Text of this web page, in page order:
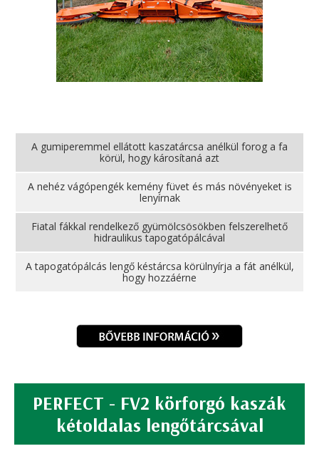
A gumiperemmel ellátott kaszatárcsa anélkül forog a fa
körül, hogy károsítaná azt
A nehéz vágópengék kemény füvet és más növényeket is
lenyírnak
Fiatal fákkal rendelkező gyümölcsösökben felszerelhető
hidraulikus tapogatópálcával
A tapogatópálcás lengő késtárcsa körülnyírja a fát anélkül,
hogy hozzáérne
PERFECT - FV2 körforgó kaszák
kétoldalas lengőtárcsával